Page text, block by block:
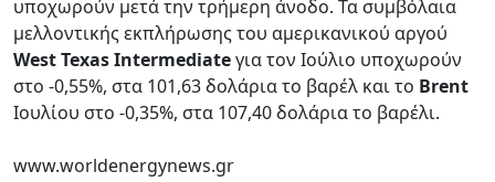
υποχωρούν μετά την τρήμερη άνοδο. Τα συμβόλαια
μελλοντικής εκπλήρωσης του αμερικανικού αργού
West Texas Intermediateγια τον Ιούλιο υποχωρούν
στο -0,55%, στα 101,63 δολάρια το βαρέλ και το Brent
Ιουλίου στο -0,35%, στα 107,40 δολάρια το βαρέλι.
www.worldenergynews.gr